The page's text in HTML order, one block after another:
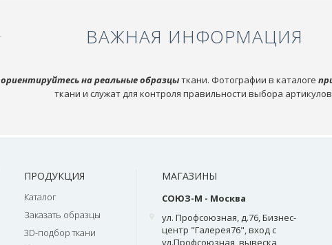
ВАЖНАЯ ИНФОРМАЦИЯ
ориентируйтесь на реальные образцыткани. Фотографии в каталоге
ткани и служат для контроля правильности выбора
ПРОДУКЦИЯ
Каталог
Заказать образцы
3D-подбор ткани
МАГАЗИНЫ
СОЮЗ-М - Москва
ул. Профсоюзная, д.76, Бизнес-
центр "Галерея76", вход с
ул.Профсоюзная, вывеска